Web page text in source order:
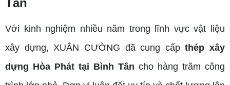
Với kinh nghiệm nhiều năm trong lĩnh vực vật liệu
xây dựng, XUÂN CƯỜNG đã cung cấpthép xây
dựng Hòa Phát tại Bình Tân cho hàng trăm công